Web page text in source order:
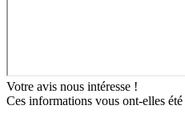
Votre avis nous intéresse !
Ces informations vous ont-elles